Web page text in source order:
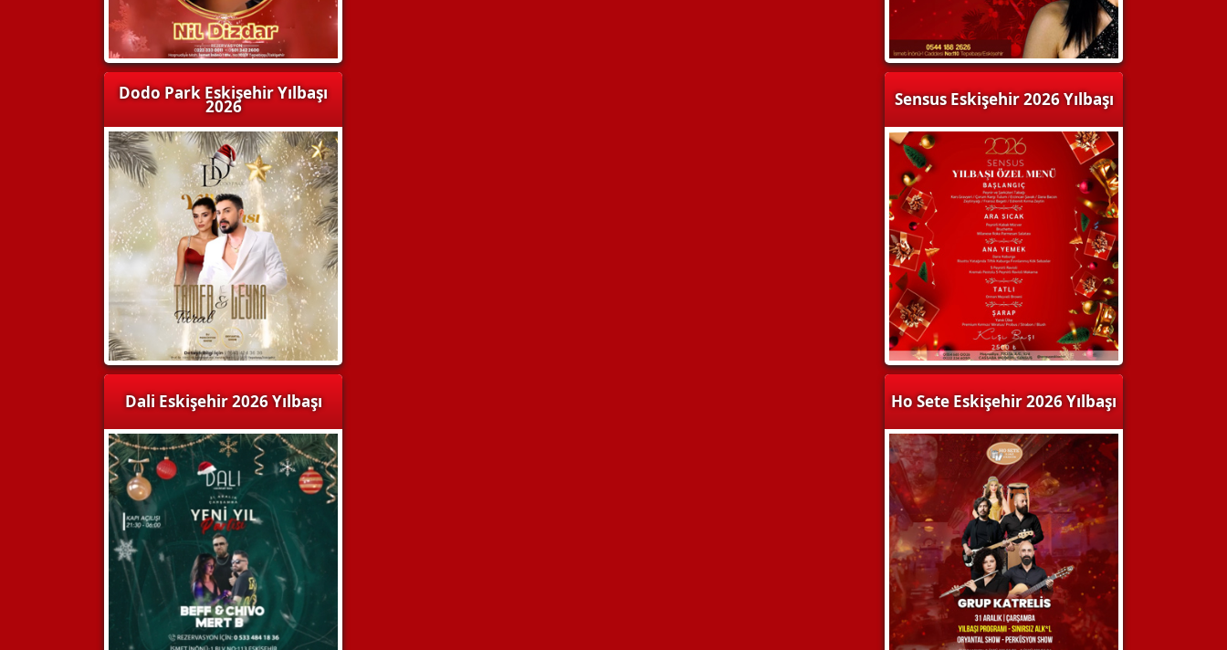
Dodo Park Eskişehir Yılbaşı
2026
Dali Eskişehir 2026 Yılbaşı
Sensus Eskişehir 2026 Yılbaşı
Ho Sete Eskişehir 2026 Yılbaşı